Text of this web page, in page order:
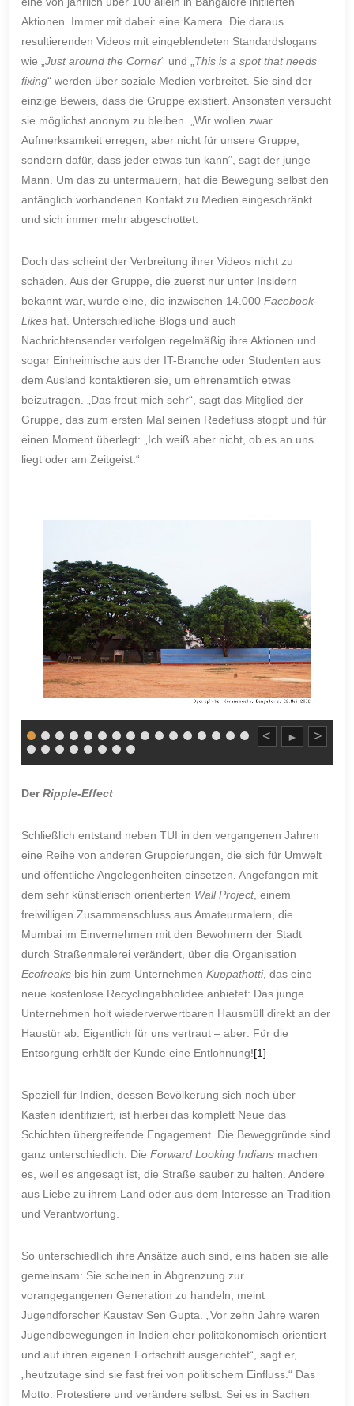
Aktionen. Immer mit dabei: eine Kamera. Die daraus
resultierenden Videos mit eingeblendeten Standardslogans
wie „Just around the Corner“ und „This is a spot that needs
fixing“ werden über soziale Medien verbreitet. Sie sind der
einzige Beweis, dass die Gruppe existiert. Ansonsten versucht
sie möglichst anonym zu bleiben. „Wir wollen zwar
Aufmerksamkeit erregen, aber nicht für unsere Gruppe,
sondern dafür, dass jeder etwas tun kann“, sagt der junge
Mann. Um das zu untermauern, hat die Bewegung selbst den
anfänglich vorhandenen Kontakt zu Medien eingeschränkt
und sich immer mehr abgeschottet.
Doch das scheint der Verbreitung ihrer Videos nicht zu
schaden. Aus der Gruppe, die zuerst nur unter Insidern
bekannt war, wurde eine, die inzwischen 14.000Facebook-
Likes hat. Unterschiedliche Blogs und auch
Nachrichtensender verfolgen regelmäßig ihre Aktionen und
sogar Einheimische aus der IT-Branche oder Studenten aus
dem Ausland kontaktieren sie, um ehrenamtlich etwas
beizutragen. „Das freut mich sehr“, sagt das Mitglied der
Gruppe, das zum ersten Mal seinen Redefluss stoppt und für
einen Moment überlegt: „Ich weiß aber nicht, ob es an uns
liegt oder am Zeitgeist.“
< ► >
DerRipple-Effect
Schließlich entstand neben TUI in den vergangenen Jahren
eine Reihe von anderen Gruppierungen, die sich für Umwelt
und öffentliche Angelegenheiten einsetzen. Angefangen mit
dem sehr künstlerisch orientierten Wall Project, einem
freiwilligen Zusammenschluss aus Amateurmalern, die
Mumbai im Einvernehmen mit den Bewohnern der Stadt
durch Straßenmalerei verändert, über die Organisation
Ecofreaks bis hin zum UnternehmenKuppathotti, das eine
neue kostenlose Recyclingabholidee anbietet: Das junge
Unternehmen holt wiederverwertbaren Hausmüll direkt an der
Haustür ab. Eigentlich für uns vertraut – aber: Für die
Entsorgung erhält der Kunde eine Entlohnung![1]
Speziell für Indien, dessen Bevölkerung sich noch über
Kasten identifiziert, ist hierbei das komplett Neue das
Schichten übergreifende Engagement. Die Beweggründe sind
ganz unterschiedlich: DieForward Looking Indians machen
es, weil es angesagt ist, die Straße sauber zu halten. Andere
aus Liebe zu ihrem Land oder aus dem Interesse an Tradition
und Verantwortung.
So unterschiedlich ihre Ansätze auch sind, eins haben sie alle
gemeinsam: Sie scheinen in Abgrenzung zur
vorangegangenen Generation zu handeln, meint
Jugendforscher Kaustav Sen Gupta. „Vor zehn Jahre waren
Jugendbewegungen in Indien eher politökonomisch orientiert
und auf ihren eigenen Fortschritt ausgerichtet“, sagt er,
„heutzutage sind sie fast frei von politischem Einfluss.“ Das
Motto: Protestiere und verändere selbst. Sei es in Sachen